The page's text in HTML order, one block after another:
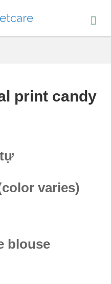
print candy
varies)
blouse